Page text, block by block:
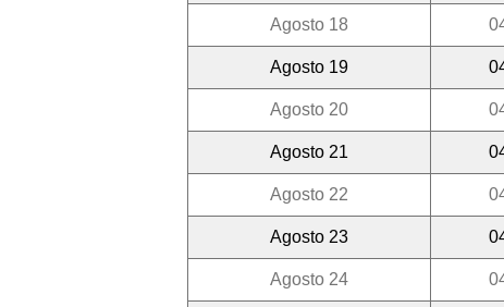
Agosto 18
Agosto 19
Agosto 20
Agosto 21
Agosto 22
Agosto 23
Agosto 24